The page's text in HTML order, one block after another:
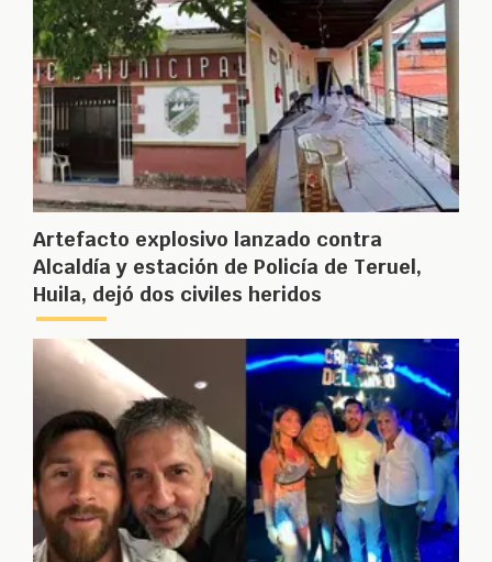
Artefacto explosivo lanzado contra
Alcaldía y estación de Policía de Teruel,
Huila, dejó dos civiles heridos